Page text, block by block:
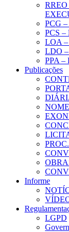
PCG
PCS
LOA
LDO
PPA
Publicações
Informe
LGPD